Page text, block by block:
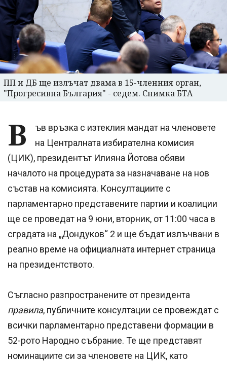
ПП и ДБ ще излъчат двама в 15-членния орган,
"Прогресивна България" - седем. Снимка БТА
В
ъв връзка с изтеклия мандат на членовете
на Централната избирателна комисия
(ЦИК), президентът Илияна Йотова обяви
началото на процедурата за назначаване на нов
състав на комисията. Консултациите с
парламентарно представените партии и коалиции
ще се проведат на 9 юни, вторник, от 11:00 часа в
сградата на „Дондуков“ 2 и ще бъдат излъчвани в
реално време на официалната интернет страница
на президентството.
Съгласно разпространените от президента
правила, публичните консултации се провеждат с
всички парламентарно представени формации в
52-рото Народно събрание. Те ще представят
номинациите си за членовете на ЦИК, като